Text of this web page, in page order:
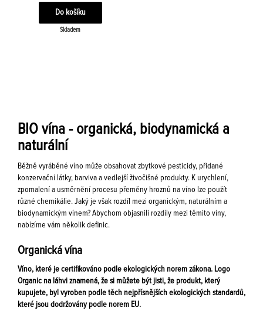
Skladem
BIO vína - organická, biodynamická a
naturální
Běžně vyráběné víno může obsahovat zbytkové pesticidy, přidané
konzervační látky, barviva a vedlejší živočišné produkty. K urychlení,
zpomalení a usměrnění procesu přeměny hroznů na víno lze použít
různé chemikálie. Jaký je však rozdíl mezi organickým, naturálním a
biodynamickým vínem? Abychom objasnili rozdíly mezi těmito víny,
nabízíme vám několik definic.
Organická vína
Víno, které je certifikováno podle ekologických norem zákona. Logo
Organic na láhvi znamená, že si můžete být jisti, že produkt, který
kupujete, byl vyroben podle těch nejpřísnějších ekologických standardů,
které jsou dodržovány podle norem EU.